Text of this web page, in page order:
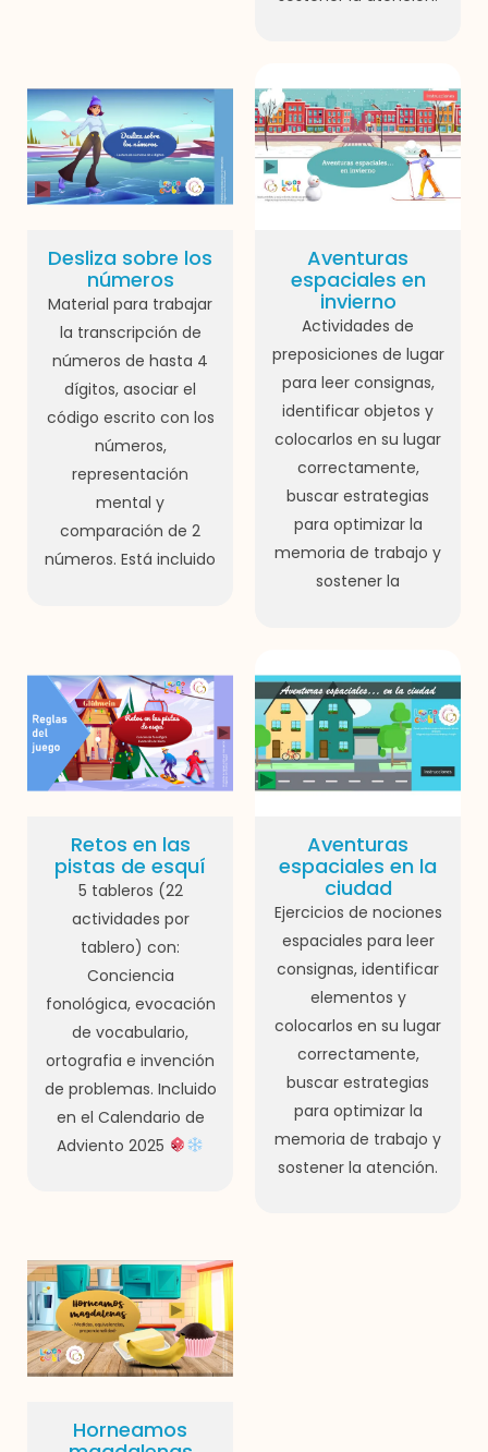
Desliza sobre los
números
Material para trabajar
la transcripción de
números de hasta 4
dígitos, asociar el
código escrito con los
números,
representación
mental y
comparación de 2
números. Está incluido
Aventuras
espaciales en
invierno
Actividades de
preposiciones de lugar
para leer consignas,
identificar objetos y
colocarlos en su lugar
correctamente,
buscar estrategias
para optimizar la
memoria de trabajo y
sostener la
Retos en las
pistas de esquí
5 tableros (22
actividades por
tablero) con:
Conciencia
fonológica, evocación
de vocabulario,
ortografia e invención
de problemas. Incluido
en el Calendario de
Adviento 2025
Aventuras
espaciales en la
ciudad
Ejercicios de nociones
espaciales para leer
consignas, identificar
elementos y
colocarlos en su lugar
correctamente,
buscar estrategias
para optimizar la
memoria de trabajo y
sostener la atención.
Horneamos